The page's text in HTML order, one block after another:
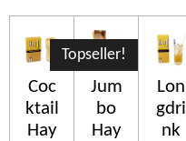
Coc
ktail
Hay
Topseller!
Jum
bo
Hay
Lon
gdri
nk